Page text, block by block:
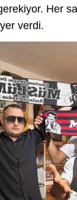
Her
verdi.